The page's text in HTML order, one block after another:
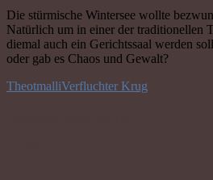
Die stürmische Wintersee wollte
Natürlich um in einer der traditionellen
diemal auch ein Gerichtssaal werden
oder gab es Chaos und Gewalt?
TheotmalliVerfluchter Krug